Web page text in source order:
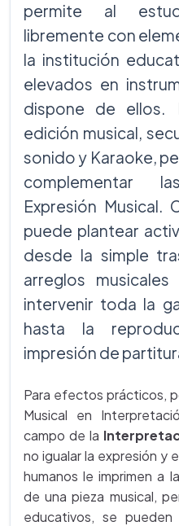
permite al
libremente con
la institución
elevados en
dispone de ellos.
edición musical,
sonido y Karaoke,
complementar
Expresión Musical.
puede plantear
desde la simple
arreglos
intervenir toda la
hasta la
impresión de
Para efectos prácticos,
Musical en
campo de la
no igualar la expresión y
humanos le imprimen a
de una pieza musical,
educativos, se